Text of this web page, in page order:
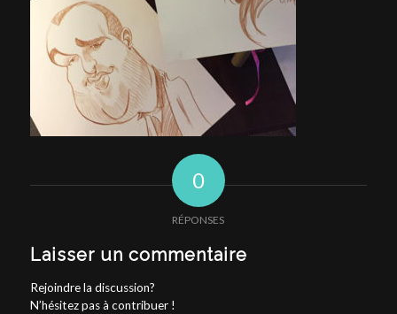
0
RÉPONSES
Laisser un commentaire
Rejoindre la discussion?
N’hésitez pas à contribuer !